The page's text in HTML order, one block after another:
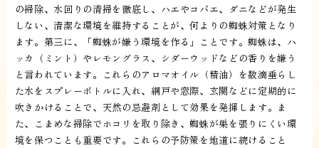
の掃除、水回りの清掃を徹底し、ハエやコバエ、ダニなどが発生
しない、清潔な環境を維持することが、何よりの蜘蛛対策となり
ます。第三に、「蜘蛛が嫌う環境を作る」ことです。蜘蛛は、ハ
ッカ（ミント）やレモングラス、シダーウッドなどの香りを嫌う
と言われています。これらのアロマオイル（精油）を数滴垂らし
た水をスプレーボトルに入れ、網戸や窓際、玄関などに定期的に
吹きかけることで、天然の忌避剤として効果を発揮します。ま
た、こまめな掃除でホコリを取り除き、蜘蛛が巣を張りにくい環
境を保つことも重要です。これらの予防策を地道に続けること